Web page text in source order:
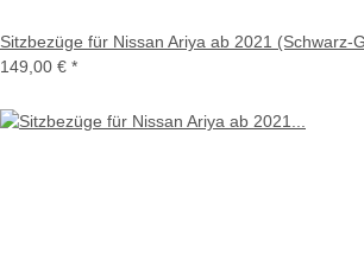
Sitzbezüge für Nissan Ariya ab 2021 (Schwarz-
149,00 € *